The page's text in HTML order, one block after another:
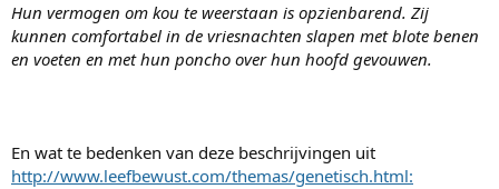
Hun vermogen om kou te weerstaan is opzienbarend. Zij
kunnen comfortabel in de vriesnachten slapen met blote benen
en voeten en met hun poncho over hun hoofd gevouwen.
En wat te bedenken van deze beschrijvingen uit
http://www.leefbewust.com/themas/genetisch.html: